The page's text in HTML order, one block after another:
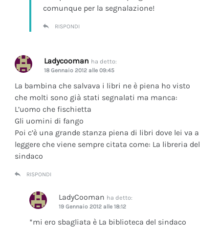
comunque per la segnalazione!
RISPONDI
Ladycooman ha detto:
18 Gennaio 2012 alle 09:45
La bambina che salvava i libri ne è piena ho visto
che molti sono già stati segnalati ma manca:
L’uomo che fischietta
Gli uomini di fango
Poi c’è una grande stanza piena di libri dove lei va a
leggere che viene sempre citata come: La libreria del
sindaco
RISPONDI
LadyCooman ha detto:
19 Gennaio 2012 alle 18:12
*mi ero sbagliata è La biblioteca del sindaco